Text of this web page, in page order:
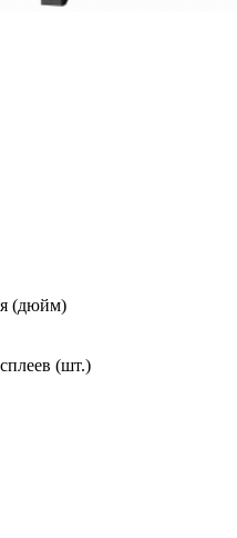
(дюйм)
(шт.)